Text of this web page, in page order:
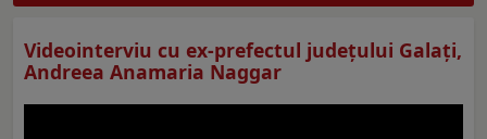
Videointerviu cu ex-prefectul judeţului Galaţi,
Andreea Anamaria Naggar